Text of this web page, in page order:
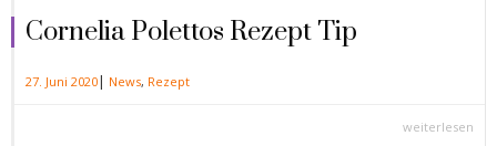
Cornelia Polettos Rezept Tip
27. Juni 2020| News, Rezept
weiterlesen